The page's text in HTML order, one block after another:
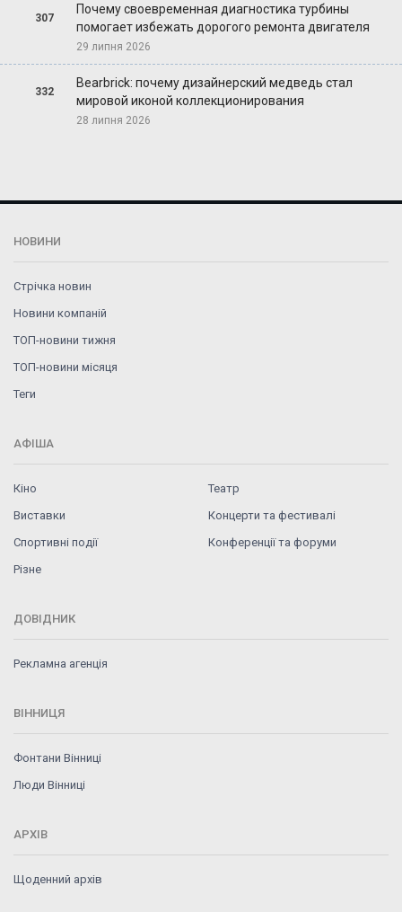
307
Почему своевременная диагностика турбины
помогает избежать дорогого ремонта двигателя
29 липня 2026
332
Bearbrick: почему дизайнерский медведь стал
мировой иконой коллекционирования
28 липня 2026
НОВИНИ
Стрічка новин
Новини компаній
ТОП-новини тижня
ТОП-новини місяця
Теги
АФІША
Кіно
Театр
Виставки
Концерти та фестивалі
Спортивні події
Конференції та форуми
Різне
ДОВІДНИК
Рекламна агенція
ВІННИЦЯ
Фонтани Вінниці
Люди Вінниці
АРХІВ
Щоденний архів